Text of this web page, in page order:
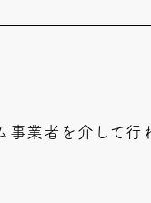
事業者を介して